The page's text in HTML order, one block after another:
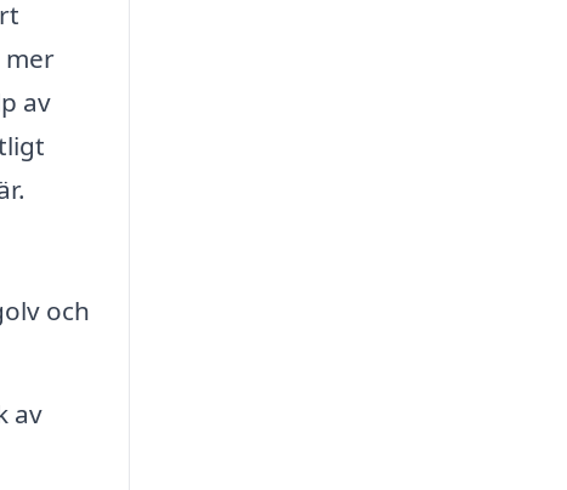
mer
av
och
av